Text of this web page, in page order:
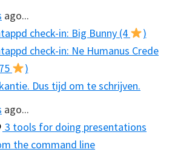
ago...
check-in: Big Bunny (4
)
check-in: Ne Humanus Crede
)
Dus tijd om te schrijven.
ago...
3 tools for doing presentations
the command line